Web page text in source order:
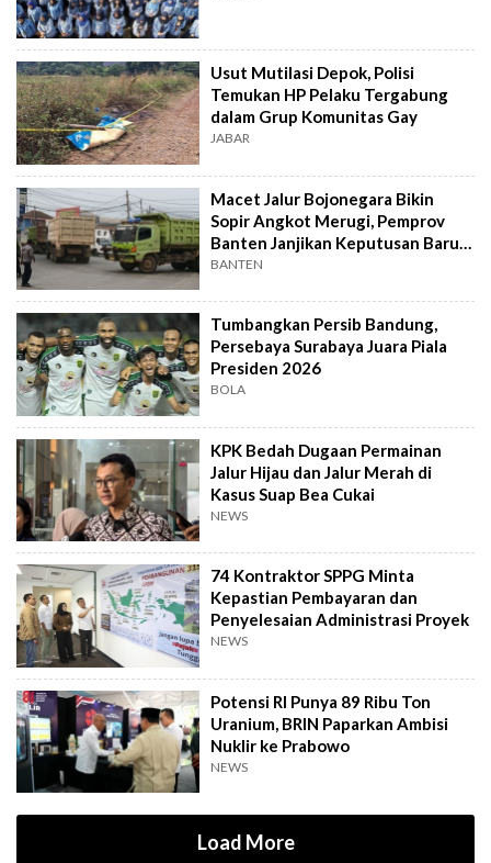
Usut Mutilasi Depok, Polisi
Temukan HP Pelaku Tergabung
dalam Grup Komunitas Gay
JABAR
Macet Jalur Bojonegara Bikin
Sopir Angkot Merugi, Pemprov
Banten Janjikan Keputusan Baru 4
Hari Lagi
BANTEN
Tumbangkan Persib Bandung,
Persebaya Surabaya Juara Piala
Presiden 2026
BOLA
KPK Bedah Dugaan Permainan
Jalur Hijau dan Jalur Merah di
Kasus Suap Bea Cukai
NEWS
74 Kontraktor SPPG Minta
Kepastian Pembayaran dan
Penyelesaian Administrasi Proyek
NEWS
Potensi RI Punya 89 Ribu Ton
Uranium, BRIN Paparkan Ambisi
Nuklir ke Prabowo
NEWS
Load More